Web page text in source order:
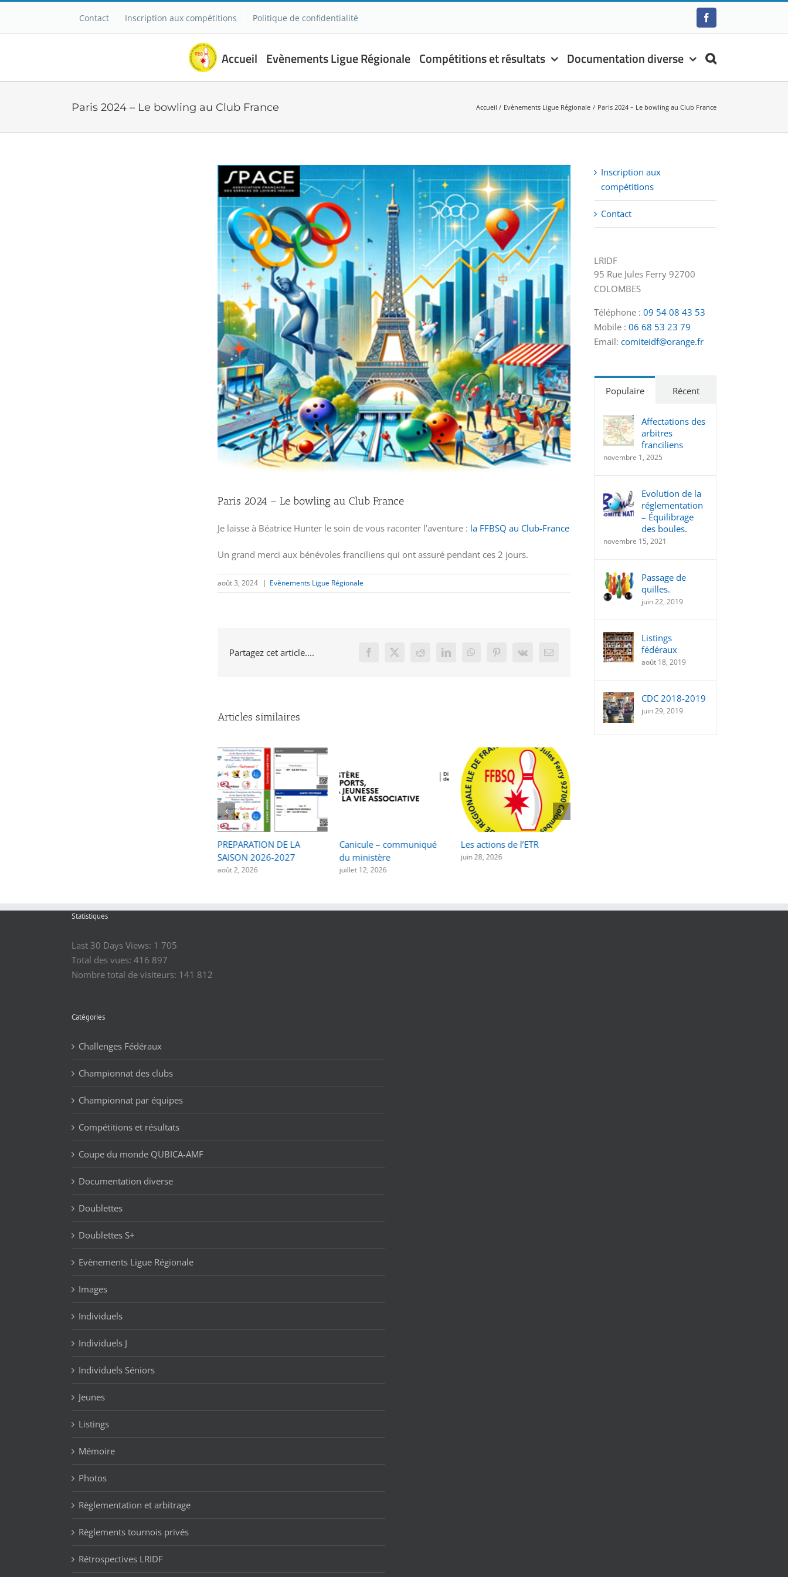
contenu
Contact Inscription aux compétitions Politique de confidentialité Facebook
Accueil Evènements Ligue Régionale Compétitions et résultats Documentation diverse
Paris 2024 – Le bowling au Club France Accueil Evènements Ligue Régionale Paris 2024 – Le bowling au Club France
Voir
l'image
agrandie
Paris 2024 – Le bowling au Club France
Je laisse à Béatrice Hunter le soin de vous raconter l’aventure : la FFBSQ au Club-France
Un grand merci aux bénévoles franciliens qui ont assuré pendant ces 2 jours.
août 3, 2024 | Evènements Ligue Régionale
Partagez cet article.... Facebook
X Reddit LinkedInWhatsAppPinterest
Vk Email
Articles similaires
PREPARATION DE LA
SAISON 2026-2027
août 2, 2026
Canicule – communiqué
du ministère
juillet 12, 2026
Les actions de l’ETR
juin 28, 2026
Inscription aux
compétitions
Contact
LRIDF
95 Rue Jules Ferry 92700
COLOMBES
Téléphone : 09 54 08 43 53
Mobile : 06 68 53 23 79
Email: comiteidf@orange.fr
Populaire Récent
Affectations des
arbitres
franciliens
novembre 1, 2025
Evolution de la
réglementation
– Équilibrage
des boules.
novembre 15, 2021
Passage de
quilles.
juin 22, 2019
Listings
fédéraux
août 18, 2019
CDC 2018-2019
juin 29, 2019
Statistiques
Last 30 Days Views: 1 705
Total des vues: 416 897
Nombre total de visiteurs: 141 812
Catégories
Challenges Fédéraux
Championnat des clubs
Championnat par équipes
Compétitions et résultats
Coupe du monde QUBICA-AMF
Documentation diverse
Doublettes
Doublettes S+
Evènements Ligue Régionale
Images
Individuels
Individuels J
Individuels Séniors
Jeunes
Listings
Mémoire
Photos
Règlementation et arbitrage
Règlements tournois privés
Rétrospectives LRIDF